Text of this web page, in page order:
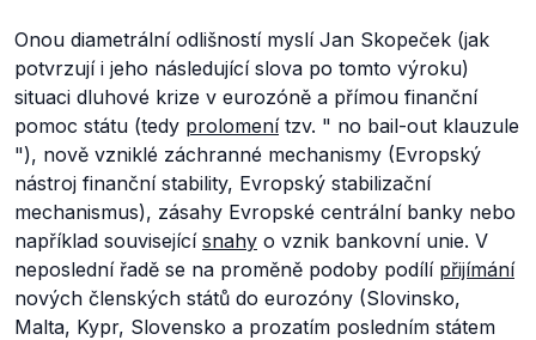
Onou diametrální odlišností myslí Jan Skopeček (jak
potvrzují i jeho následující slova po tomto výroku)
situaci dluhové krize v eurozóně a přímou finanční
pomoc státu (tedy prolomenítzv. " no bail-out klauzule
"), nově vzniklé záchranné mechanismy (Evropský
nástroj finanční stability, Evropský stabilizační
mechanismus), zásahy Evropské centrální banky nebo
například související snahy o vznik bankovní unie. V
neposlední řadě se na proměně podoby podílí přijímání
nových členských států do eurozóny (Slovinsko,
Malta, Kypr, Slovensko a prozatím posledním státem